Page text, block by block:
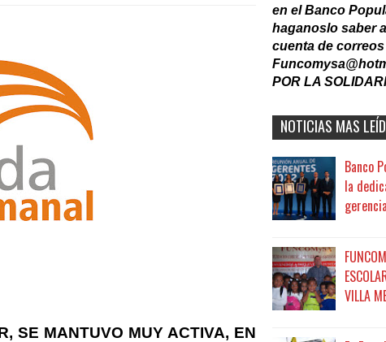
SE MANTUVO MUY ACTIVA, EN
en el Banco
haganoslo saber
cuenta de correos
POR LA
NOTICIAS MAS
Banco
la
VILLA